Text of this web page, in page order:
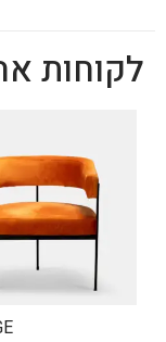
לקוחות